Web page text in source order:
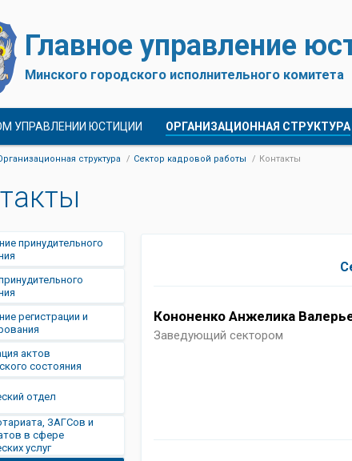
Главное управление
Минского городского исполнительного комитета
УПРАВЛЕНИИ ЮСТИЦИИ ОРГАНИЗАЦИОННАЯ СТРУКТУРА
структура Сектор кадровой работы Контакты
принудительного
регистрации и
актов
состояния
отдел
ЗАГСов и
в сфере
услуг
Кононенко Анжелика
Заведующий сектором